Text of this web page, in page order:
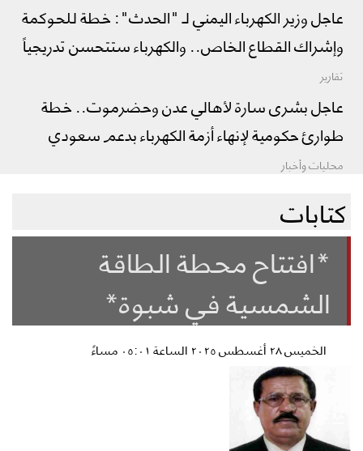
عاجل وزير الكهرباء اليمني لـ "الحدث": خطة للحوكمة
وإشراك القطاع الخاص.. والكهرباء ستتحسن تدريجياً
تقارير
عاجل بشرى سارة لأهالي عدن وحضرموت.. خطة
طوارئ حكومية لإنهاء أزمة الكهرباء بدعم سعودي
محليات وأخبار
كتابات
*افتتاح محطة الطاقة
الشمسية في شبوة*
الخميس ٢٨ أغسطس ٢٠٢٥ الساعة ٠٥:٠١ مساءً